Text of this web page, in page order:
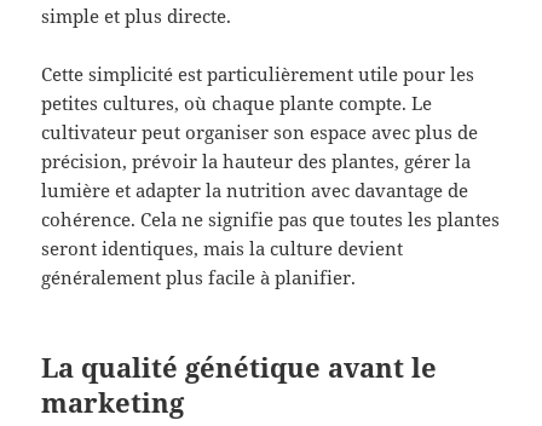
simple et plus directe.
Cette simplicité est particulièrement utile pour les
petites cultures, où chaque plante compte. Le
cultivateur peut organiser son espace avec plus de
précision, prévoir la hauteur des plantes, gérer la
lumière et adapter la nutrition avec davantage de
cohérence. Cela ne signifie pas que toutes les plantes
seront identiques, mais la culture devient
généralement plus facile à planifier.
La qualité génétique avant le
marketing